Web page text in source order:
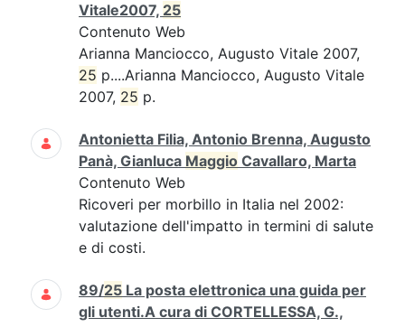
Vitale2007, 25
Contenuto Web
Arianna Manciocco, Augusto Vitale 2007,
25 p....Arianna Manciocco, Augusto Vitale
2007, 25 p.
Antonietta Filia, Antonio Brenna, Augusto
Panà, Gianluca Maggio Cavallaro, Marta
Contenuto Web
Ricoveri per morbillo in Italia nel 2002:
valutazione dell'impatto in termini di salute
e di costi.
89/25 La posta elettronica una guida per
gli utenti.A cura di CORTELLESSA, G.,